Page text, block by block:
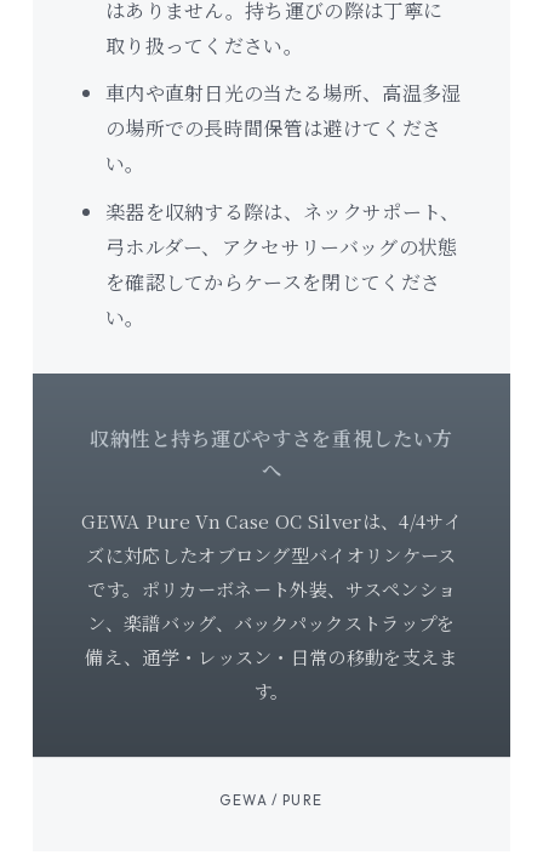
はありません。持ち運びの際は丁寧に
取り扱ってください。
車内や直射日光の当たる場所、高温多湿
の場所での長時間保管は避けてくださ
い。
楽器を収納する際は、ネックサポート、
弓ホルダー、アクセサリーバッグの状態
を確認してからケースを閉じてくださ
い。
収納性と持ち運びやすさを重視したい方
へ
GEWA Pure Vn Case OC Silverは、4/4サイ
ズに対応したオブロング型バイオリンケース
です。ポリカーボネート外装、サスペンショ
ン、楽譜バッグ、バックパックストラップを
備え、通学・レッスン・日常の移動を支えま
す。
GEWA / PURE